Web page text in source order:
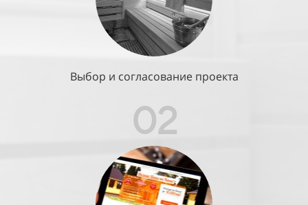
Выбор и согласование проекта
02